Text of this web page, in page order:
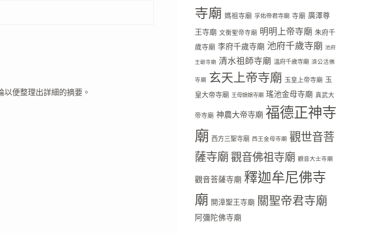
便整理出詳細的摘要。
寺廟 媽祖寺廟 孚佑帝君寺廟 寺廟 廣澤尊
王寺廟 文衡聖帝寺廟 明明上帝寺廟 朱府千
歲寺廟 李府千歲寺廟 池府千歲寺廟 池府
王爺寺廟 清水祖師寺廟 溫府千歲寺廟 濟公活佛
寺廟 玄天上帝寺廟 玉皇上帝寺廟 玉
皇大帝寺廟 王母娘娘寺廟 瑤池金母寺廟 真武大
帝寺廟 神農大帝寺廟 福德正神寺
廟 西方三聖寺廟 西王金母寺廟 觀世音菩
薩寺廟觀音佛祖寺廟 觀音大士寺廟
觀音菩薩寺廟 釋迦牟尼佛寺
廟 開漳聖王寺廟 關聖帝君寺廟
阿彌陀佛寺廟